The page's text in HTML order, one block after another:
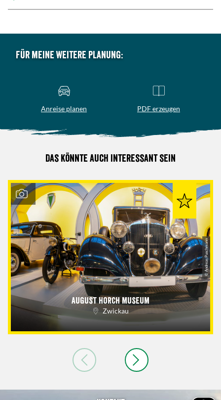
Für meine weitere Planung:
Anreise planen PDF erzeugen
Das könnte auch interessant sein
August Horch Museum
Zwickau
© Andreas Puschmann